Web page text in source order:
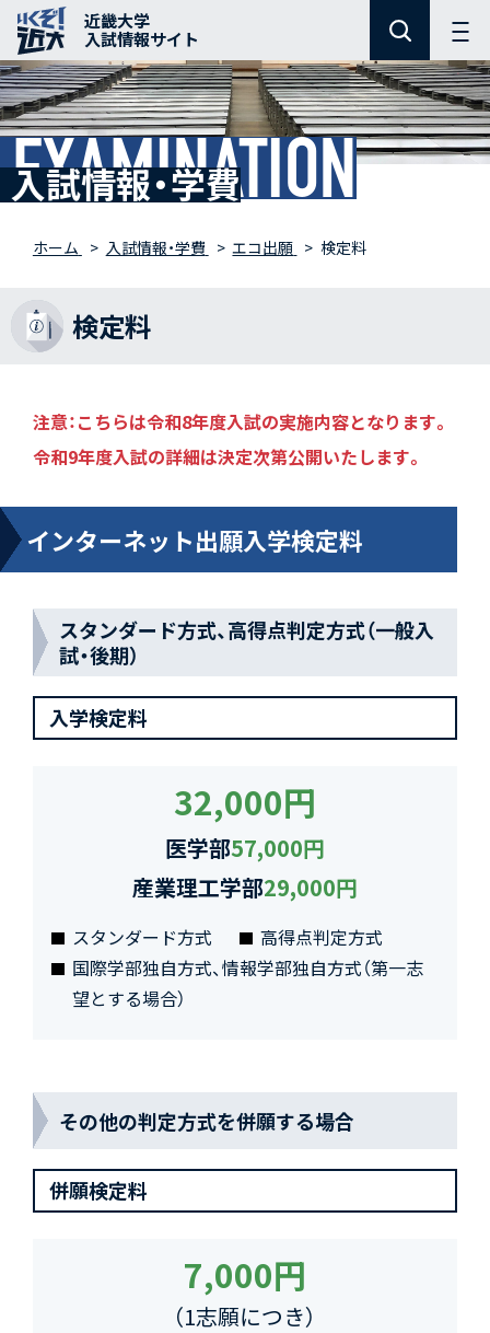
近畿大学
入試情報サイト
EXAMINATION
入試情報・学費
ホーム 入試情報・学費 エコ出願 検定料
検定料
注意：こちらは令和8年度入試の実施内容となります。
令和9年度入試の詳細は決定次第公開いたします。
インターネット出願入学検定料
スタンダード方式、高得点判定方式（一般入
試・後期）
入学検定料
32,000円
医学部57,000円
産業理工学部29,000円
スタンダード方式
高得点判定方式
国際学部独自方式、情報学部独自方式（第一志
望とする場合）
その他の判定方式を併願する場合
併願検定料
7,000円
（1志願につき）